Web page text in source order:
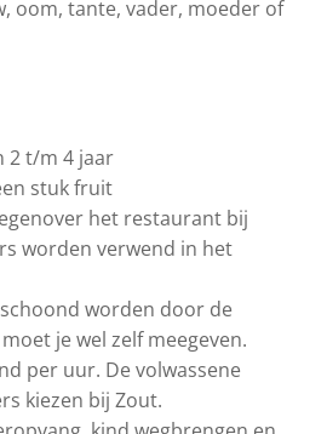
oom, tante, vader, moeder of
2 t/m 4 jaar
stuk fruit
het restaurant bij
worden verwend in het
worden door de
je wel zelf meegeven.
per uur. De volwassene
kiezen bij Zout.